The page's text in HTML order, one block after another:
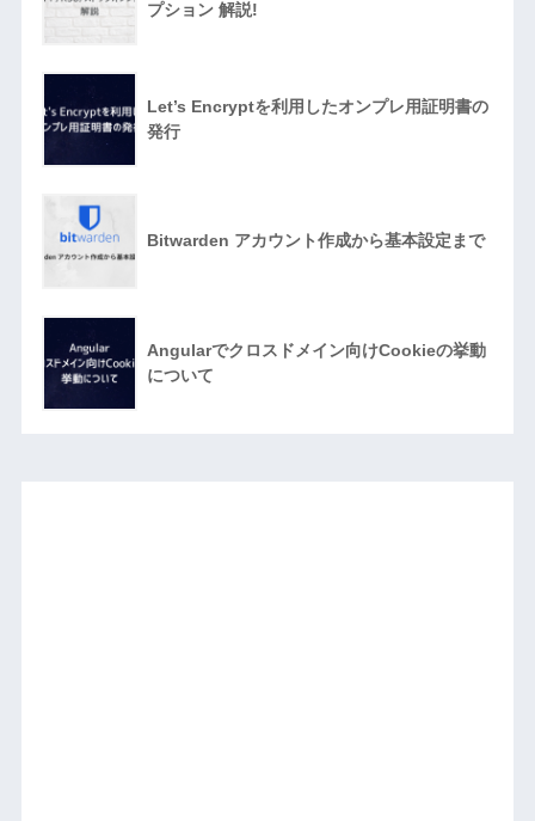
プション 解説!
Let’s Encryptを利用したオンプレ用証明書の
発行
Bitwarden アカウント作成から基本設定まで
Angularでクロスドメイン向けCookieの挙動
について